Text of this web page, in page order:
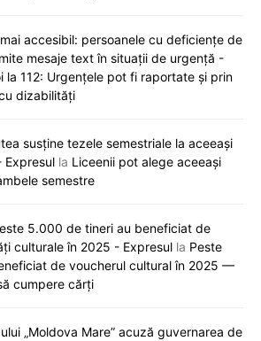
accesibil: persoanele cu deficiențe de
mesaje text în situații de urgență -
la 112: Urgențele pot fi raportate și prin
dizabilități
susține tezele semestriale la aceeași
Expresul la Liceenii pot alege aceeași
semestre
5.000 de tineri au beneficiat de
culturale în 2025 - Expresul la Peste
de voucherul cultural în 2025 —
cumpere cărți
„Moldova Mare” acuză guvernarea de